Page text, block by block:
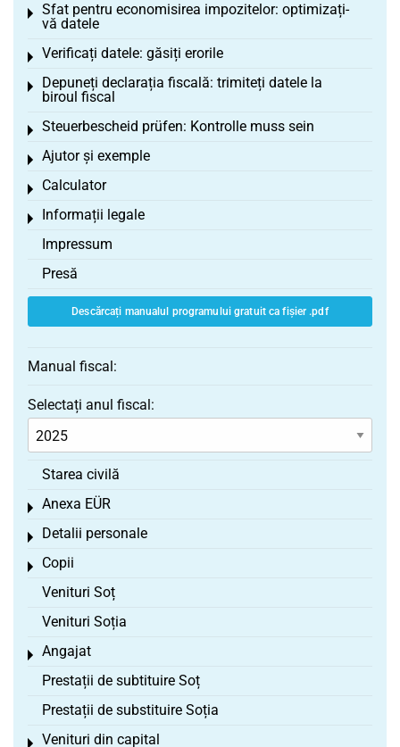
Sfat pentru economisirea impozitelor: optimizați-
vă datele
Toggle menu
Verificați datele: găsiți erorile
Toggle menu
Depuneți declarația fiscală: trimiteți datele la
biroul fiscal
Toggle menu
Steuerbescheid prüfen: Kontrolle muss sein
Toggle menu
Ajutor și exemple
Toggle menu
Calculator
Toggle menu
Informații legale
Toggle menu
Impressum
Presă
Descărcați manualul programului gratuit ca fișier .pdf
Manual fiscal:
Selectați anul fiscal:
Starea civilă
Anexa EÜR
Toggle menu
Detalii personale
Toggle menu
Copii
Toggle menu
Venituri Soț
Venituri Soția
Angajat
Toggle menu
Prestații de subtituire Soț
Prestații de substituire Soția
Venituri din capital